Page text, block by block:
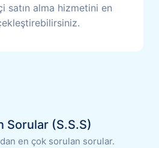
satın alma hizmetini en
Sorular (S.S.S)
en çok sorulan sorular.